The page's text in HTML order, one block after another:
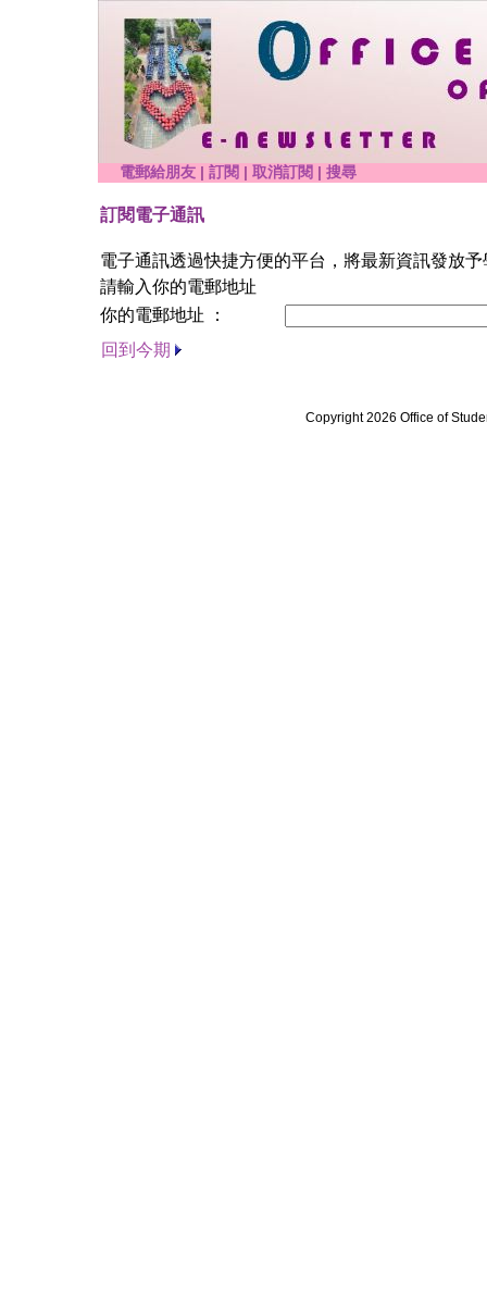
電郵給朋友 | 訂閱 | 取消訂閱 | 搜尋
訂閱電子通訊
電子通訊透過快捷方便的平台，將最新資訊發放
請輸入你的電郵地址
你的電郵地址 ：
回到今期
Copyright 2026 Office of